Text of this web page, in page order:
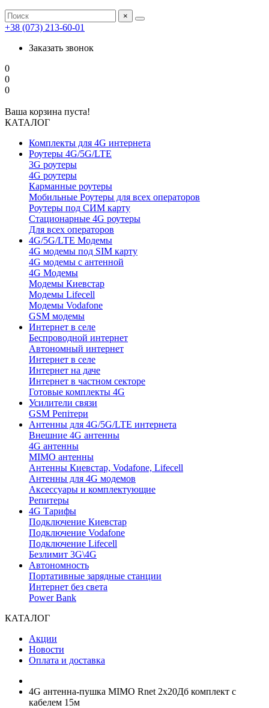
×
+38 (073) 213-60-01
Заказать звонок
0
0
0
Ваша корзина пуста!
КАТАЛОГ
Комплекты для 4G интернета
Роутеры 4G/5G/LTE
3G роутеры
4G роутеры
Карманные роутеры
Мобильные Роутеры для всех операторов
Роутеры под СИМ карту
Стационарные 4G роутеры
Для всех операторов
4G/5G/LTE Модемы
4G модемы под SIM карту
4G модемы с антенной
4G Модемы
Модемы Киевстар
Модемы Lifecell
Модемы Vodafone
GSM модемы
Интернет в селе
Беспроводной интернет
Автономный интернет
Интернет в селе
Интернет на даче
Интернет в частном секторе
Готовые комплекты 4G
Усилители связи
GSM Репітери
Антенны для 4G/5G/LTE интернета
Внешние 4G антенны
4G антенны
MIMO антенны
Антенны Киевстар, Vodafone, Lifecell
Антенны для 4G модемов
Аксессуары и комплектующие
Репитеры
4G Тарифы
Подключение Киевстар
Подключение Vodafone
Подключение Lifecell
Безлимит 3G\4G
Автономность
Портативные зарядные станции
Интернет без света
Power Bank
КАТАЛОГ
Акции
Новости
Оплата и доставка
4G антенна-пушка MIMO Rnet 2x20Дб комплект с
кабелем 15м